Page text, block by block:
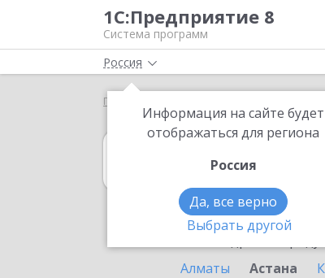
1С:Предприятие 8
Система программ
Россия
Информация на сайте будет
отображаться для региона
Россия
Да, все верно
Выбрать другой
Главная
в Астане
Ознакомьтесь с
Алматы
Астана